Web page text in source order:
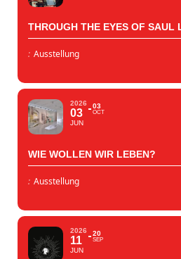
THROUGH THE EYES OF SAUL
: Ausstellung
2026
03
JUN
03
OCT
WIE WOLLEN WIR LEBEN?
: Ausstellung
2026
11
JUN
20
SEP